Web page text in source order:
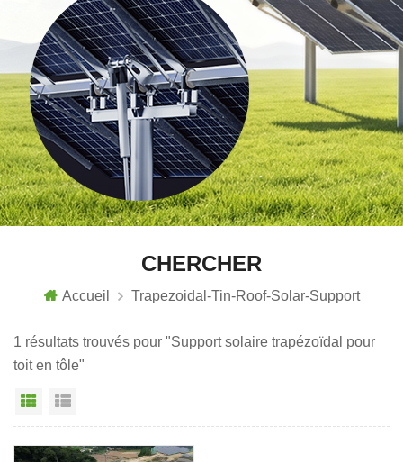
CHERCHER
Accueil Trapezoidal-Tin-Roof-Solar-Support
1 résultats trouvés pour "Support solaire trapézoïdal pour
toit en tôle"
Vue grille